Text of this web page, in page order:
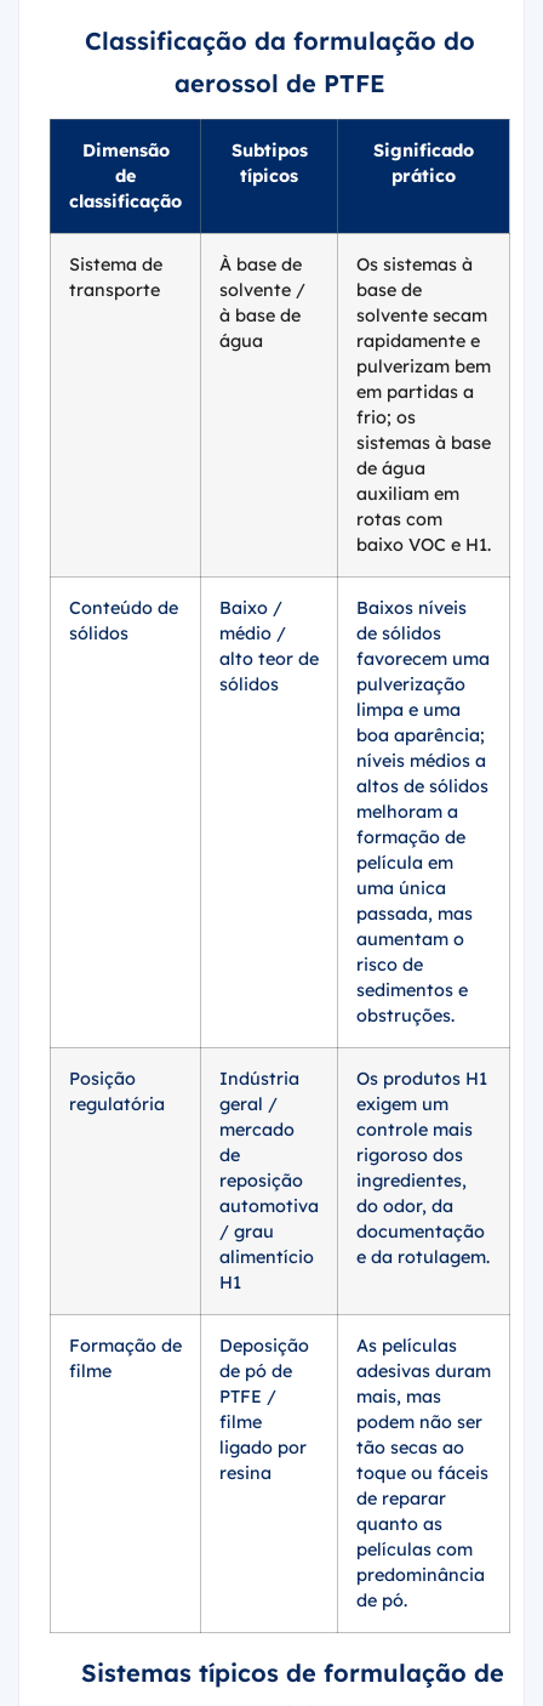
Classificação da formulação do
aerossol de PTFE
Dimensão
de
classificação
Subtipos
típicos
Significado
prático
Sistema de
transporte
À base de
solvente /
à base de
água
Os sistemas à
base de
solvente secam
rapidamente e
pulverizam bem
em partidas a
frio; os
sistemas à base
de água
auxiliam em
rotas com
baixo VOC e H1.
Conteúdo de
sólidos
Baixo /
médio /
alto teor de
sólidos
Baixos níveis
de sólidos
favorecem uma
pulverização
limpa e uma
boa aparência;
níveis médios a
altos de sólidos
melhoram a
formação de
película em
uma única
passada, mas
aumentam o
risco de
sedimentos e
obstruções.
Posição
regulatória
Indústria
geral /
mercado
de
reposição
automotiva
/ grau
alimentício
H1
Os produtos H1
exigem um
controle mais
rigoroso dos
ingredientes,
do odor, da
documentação
e da rotulagem.
Formação de
filme
Deposição
de pó de
PTFE /
filme
ligado por
resina
As películas
adesivas duram
mais, mas
podem não ser
tão secas ao
toque ou fáceis
de reparar
quanto as
películas com
predominância
de pó.
Sistemas típicos de formulação de